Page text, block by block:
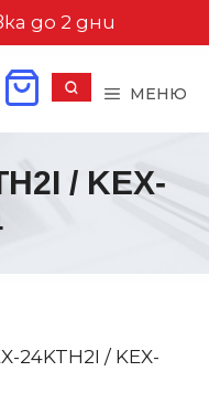
до 2 дни
МЕНЮ
/ KEX-
24KTH2I / KEX-